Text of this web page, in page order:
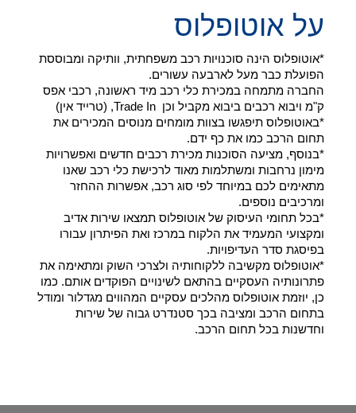
על אוטופלוס
*אוטופלוס הינה סוכנויות רכב משפחתית, וותיקה ומבוססת
הפועלת כבר מעל לארבעה עשורים.
החברה מתמחה במכירת כלי רכב מיד ראשונה, רכבי אפס
ק"מ ויבוא רכבים ביבוא מקביל וכן Trade In, (טרייד אין)
*באוטופלוס תיפגשו בצוות מומחים מנוסים המכירים את
תחום הרכב כמו את כף ידם.
*בנוסף, מציעה הסוכנות מכירת רכבים חדשים ואפשרויות
מימון נרחבות ומשתלמות מאוד לרכישת כלי רכב שאנו
מתאימים לכם במיוחד לפי סוג רכב, אפשרות ההחזר
ומרכיבים נוספים.
*בכל תחומי העיסוק של אוטופלוס תמצאו שירות אדיב
ומקצועי המעמיד את הלקוח במרכז ואת הפיתרון עבורו
בפיסגת סדר העדיפויות.
*אוטופלוס מקשיבה ללקוחותיה ולצרכי השוק ומתאימה את
פתרונותיה העסקיים בהתאם לשינויים הפוקדים אותם. כמו
כן, יוזמת אוטופלוס מהלכים עסקיים המהווים מגדלור ומודל
בתחום הרכב ומציבה בכך סטנדרט גבוה של שירות
וחדשנות בכל תחום הרכב.